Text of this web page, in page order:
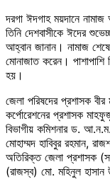
দরগা ঈদগাহ ময়দানে নামাজ
তিনি দেশবাসীকে ঈদের
আহ্বান জানান। নামাজ
মোনাজাত করেন। পাশাপাশি
হয়।
জেলা পরিষদের প্রশাসক
কর্পোরেশনের প্রশাসক
বিভাগীয় কমিশনার ড.
মোহাম্মদ হাবিবুর রহমান,
অতিরিক্ত জেলা প্রশাসক
(রাজস্ব) মো. মহিনুল হাসান